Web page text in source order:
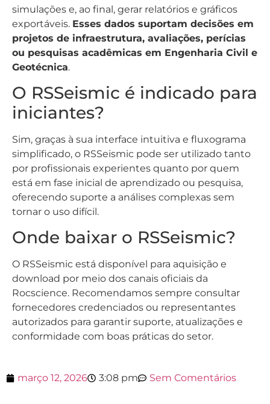
simulações e, ao final, gerar relatórios e gráficos
exportáveis. Esses dados suportam decisões em
projetos de infraestrutura, avaliações, perícias
ou pesquisas acadêmicas em Engenharia Civil e
Geotécnica.
O RSSeismic é indicado para
iniciantes?
Sim, graças à sua interface intuitiva e fluxograma
simplificado, o RSSeismic pode ser utilizado tanto
por profissionais experientes quanto por quem
está em fase inicial de aprendizado ou pesquisa,
oferecendo suporte a análises complexas sem
tornar o uso difícil.
Onde baixar o RSSeismic?
O RSSeismic está disponível para aquisição e
download por meio dos canais oficiais da
Rocscience. Recomendamos sempre consultar
fornecedores credenciados ou representantes
autorizados para garantir suporte, atualizações e
conformidade com boas práticas do setor.
março 12, 2026 3:08 pm Sem Comentários